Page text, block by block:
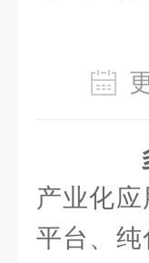
产业化
平台、